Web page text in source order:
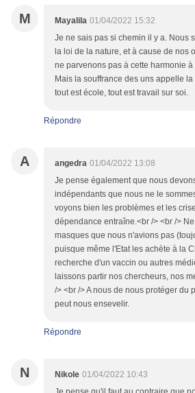
M Mayalila 01/04/2022 15:32
Je ne sais pas si chemin il y a. Nous
la loi de la nature, et à cause de nos
ne parvenons pas à cette harmonie
Mais la souffrance des uns appelle
tout est école, tout est travail sur soi.
Répondre
A angedra 01/04/2022 13:08
Je pense également que nous
indépendants que nous ne le
voyons bien les problèmes et les
dépendance entraîne.<br /> <br />
masques que nous n'avions pas
puisque même l'Etat les achète à la
recherche d'un vaccin ou autres
laissons partir nos chercheurs, nos
/> <br /> A nous de nous protéger du
peut nous ensevelir.
Répondre
N Nikole 01/04/2022 10:43